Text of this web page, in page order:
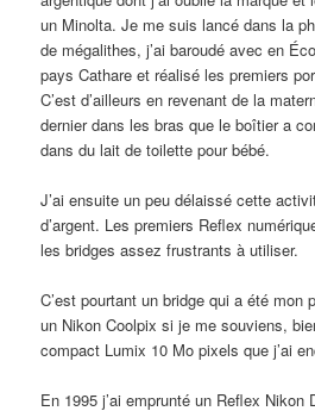
un Minolta. Je me suis lancé dans la
de mégalithes, j’ai baroudé avec en
pays Cathare et réalisé les premiers
C’est d’ailleurs en revenant de la
dernier dans les bras que le boîtier a
dans du lait de toilette pour bébé.
J’ai ensuite un peu délaissé cette
d’argent. Les premiers Reflex
les bridges assez frustrants à utiliser.
C’est pourtant un bridge qui a été mon
un Nikon Coolpix si je me souviens,
compact Lumix 10 Mo pixels que j’ai
En 1995 j’ai emprunté un Reflex